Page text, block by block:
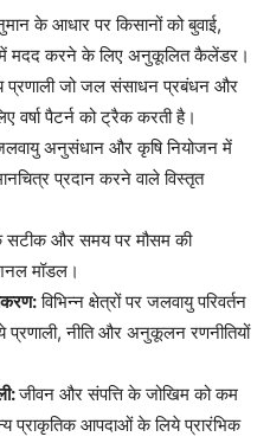
के आधार पर किसानों को बुवाई,
में मदद करने के लिए अनुकूलित कैलेंडर।
प्रणाली जो जल संसाधन प्रबंधन और
वर्षा पैटर्न को ट्रैक करती है।
अनुसंधान और कृषि नियोजन में
प्रदान करने वाले विस्तृत
सटीक और समय पर मौसम की
मॉडल।
विभिन्न क्षेत्रों पर जलवायु परिवर्तन
नीति और अनुकूलन रणनीतियों
जीवन और संपत्ति के जोखिम को कम
प्राकृतिक आपदाओं के लिये प्रारंभिक